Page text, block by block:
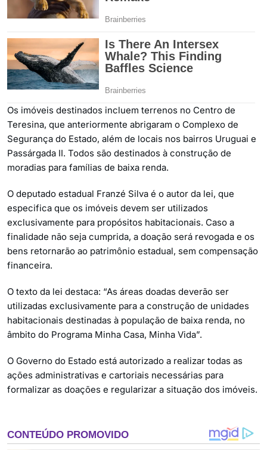
Os imóveis destinados incluem terrenos no Centro de
Teresina, que anteriormente abrigaram o Complexo de
Segurança do Estado, além de locais nos bairros Uruguai e
Passárgada II. Todos são destinados à construção de
moradias para famílias de baixa renda.
O deputado estadual Franzé Silva é o autor da lei, que
especifica que os imóveis devem ser utilizados
exclusivamente para propósitos habitacionais. Caso a
finalidade não seja cumprida, a doação será revogada e os
bens retornarão ao patrimônio estadual, sem compensação
financeira.
O texto da lei destaca: “As áreas doadas deverão ser
utilizadas exclusivamente para a construção de unidades
habitacionais destinadas à população de baixa renda, no
âmbito do Programa Minha Casa, Minha Vida”.
O Governo do Estado está autorizado a realizar todas as
ações administrativas e cartoriais necessárias para
formalizar as doações e regularizar a situação dos imóveis.